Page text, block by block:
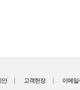
안 | 고객헌장 | 이메